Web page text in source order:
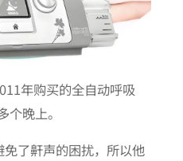
年购买的全自动呼吸
晚上。
了鼾声的困扰，所以他